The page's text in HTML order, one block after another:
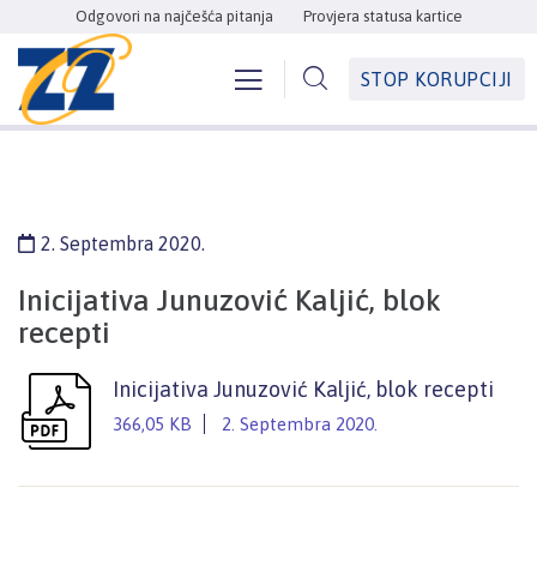
Odgovori na najčešća pitanja Provjera statusa kartice
STOP KORUPCIJI
2. Septembra 2020.
Inicijativa Junuzović Kaljić, blok
recepti
Inicijativa Junuzović Kaljić, blok recepti
366,05 KB 2. Septembra 2020.